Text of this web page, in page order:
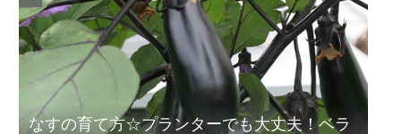
なすの育て方☆プランターでも大丈夫！ベラ